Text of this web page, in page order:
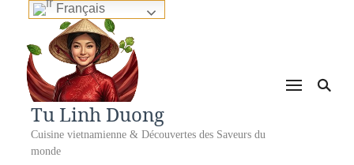
Tu Linh Duong
Cuisine vietnamienne & Découvertes des Saveurs du
monde
Français